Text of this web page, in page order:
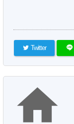
Twitter
